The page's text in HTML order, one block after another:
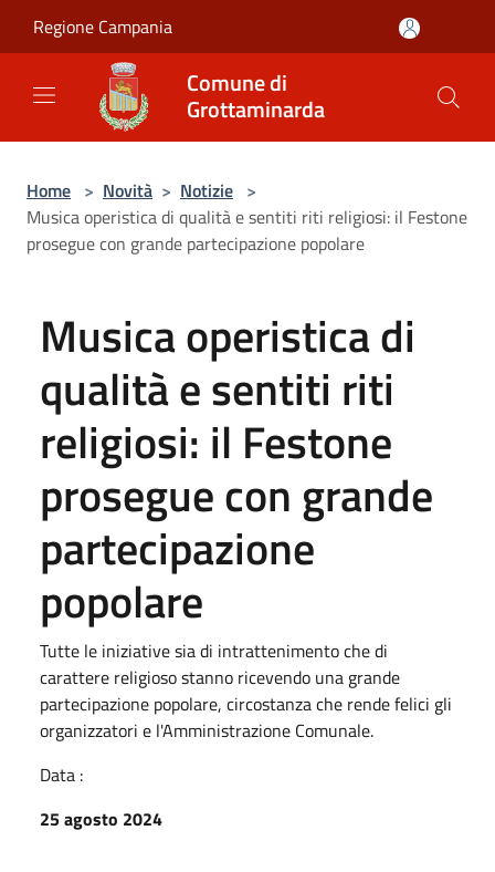
Regione Campania
Comune di
Grottaminarda
Home > Novità > Notizie >
Musica operistica di qualità e sentiti riti religiosi: il Festone
prosegue con grande partecipazione popolare
Musica operistica di
qualità e sentiti riti
religiosi: il Festone
prosegue con grande
partecipazione
popolare
Tutte le iniziative sia di intrattenimento che di
carattere religioso stanno ricevendo una grande
partecipazione popolare, circostanza che rende felici gli
organizzatori e l'Amministrazione Comunale.
Data :
25 agosto 2024